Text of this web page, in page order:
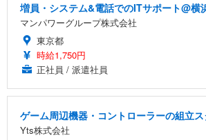
増員・システム&電話でのITサポート@横
マンパワーグループ株式会社
東京都
時給1,750円
正社員 / 派遣社員
ゲーム周辺機器・コントローラーの組立
Yts株式会社